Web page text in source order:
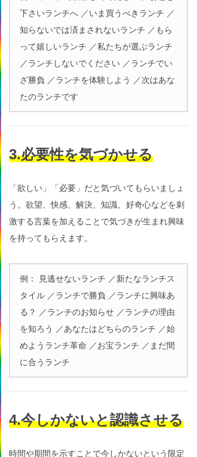
下さいランチへ ／いま買うべきランチ ／
知らないでは済まされないランチ ／もら
って嬉しいランチ ／私たちが選ぶランチ
／ランチしないでください ／ランチでい
ざ勝負 ／ランチを体験しよう ／次はあな
たのランチです
3.必要性を気づかせる
「欲しい」「必要」だと気づいてもらいましょ
う。欲望、快感、解決、知識、好奇心などを刺
激する言葉を加えることで気づきが生まれ興味
を持ってもらえます。
例： 見逃せないランチ ／新たなランチス
タイル ／ランチで勝負 ／ランチに興味あ
る？ ／ランチのお知らせ ／ランチの理由
を知ろう ／あなたはどちらのランチ ／始
めようランチ革命 ／お宝ランチ ／まだ間
に合うランチ
4.今しかないと認識させる
時間や期間を示すことで今しかないという限定